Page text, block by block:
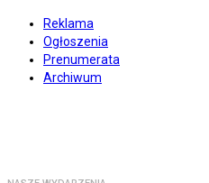
Reklama
Ogłoszenia
Prenumerata
Archiwum